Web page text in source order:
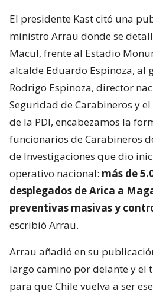
El presidente Kast citó una
ministro Arrau donde se
Macul, frente al Estadio
alcalde Eduardo Espinoza, al
Rodrigo Espinoza, director
Seguridad de Carabineros y
de la PDI, encabezamos la
funcionarios de Carabineros
de Investigaciones que dio
operativo nacional: más de
desplegados de Arica a
preventivas masivas y
escribió Arrau.
Arrau añadió en su
largo camino por delante y el
para que Chile vuelva a ser